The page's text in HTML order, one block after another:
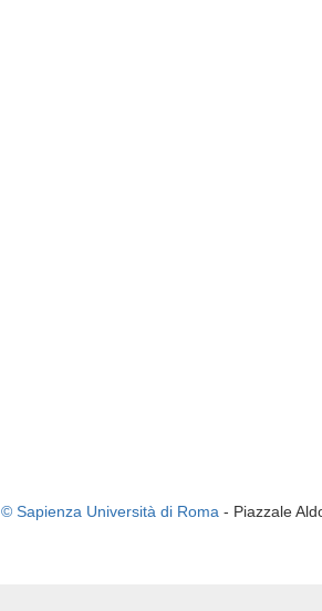
© Sapienza Università di Roma - Piazzale